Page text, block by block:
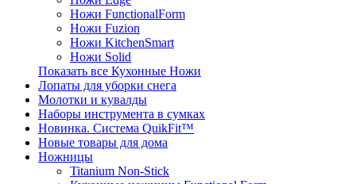
Ножи FunctionalForm
Ножи Fuzion
Ножи KitchenSmart
Ножи Solid
Показать все Кухонные Ножи
Лопаты для уборки снега
Молотки и кувалды
Наборы инструмента в сумках
Новинка. Система QuikFit™
Новые товары для дома
Ножницы
Titanium Non-Stick